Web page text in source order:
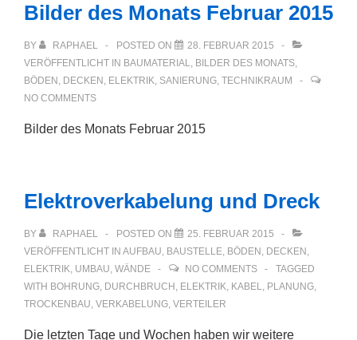
Bilder des Monats Februar 2015
BY RAPHAEL POSTED ON
28. FEBRUAR 2015
VERÖFFENTLICHT IN BAUMATERIAL, BILDER DES MONATS,
BÖDEN , DECKEN , ELEKTRIK, SANIERUNG, TECHNIKRAUM
NO COMMENTS
Bilder des Monats Februar 2015
Elektroverkabelung und Dreck
BY RAPHAEL POSTED ON
25. FEBRUAR 2015
VERÖFFENTLICHT IN AUFBAU, BAUSTELLE, BÖDEN , DECKEN ,
ELEKTRIK, UMBAU, WÄNDE NO COMMENTS
TAGGED
WITH BOHRUNG, DURCHBRUCH , ELEKTRIK, KABEL, PLANUNG,
TROCKENBAU, VERKABELUNG, VERTEILER
Die letzten Tage und Wochen haben wir weitere